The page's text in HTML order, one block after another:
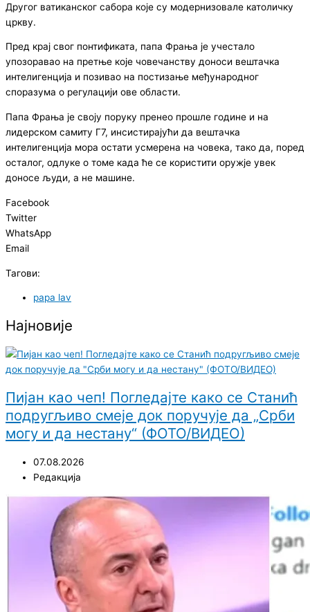
Другог ватиканског сабора које су модернизовале католичку
цркву.
Пред крај свог понтификата, папа Фрања је учестало
упозоравао на претње које човечанству доноси вештачка
интелигенција и позивао на постизање међународног
споразума о регулацији ове области.
Папа Фрања је своју поруку пренео прошле године и на
лидерском самиту Г7, инсистирајући да вештачка
интелигенција мора остати усмерена на човека, тако да, поред
осталог, одлуке о томе када ће се користити оружје увек
доносе људи, а не машине.
Facebook
Twitter
WhatsApp
Email
Тагови:
papa lav
Најновије
Пијан као чеп! Погледајте како се Станић
подругљиво смеје док поручује да „Срби
могу и да нестану“ (ФОТО/ВИДЕО)
07.08.2026
Редакција